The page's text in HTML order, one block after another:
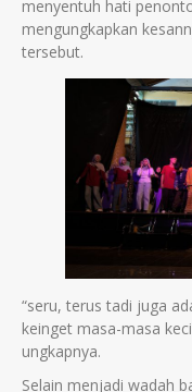
menyentuh hati
mengungkapkan
tersebut.
“seru, terus tadi juga
keinget masa-masa
ungkapnya.
Selain menjadi wadah